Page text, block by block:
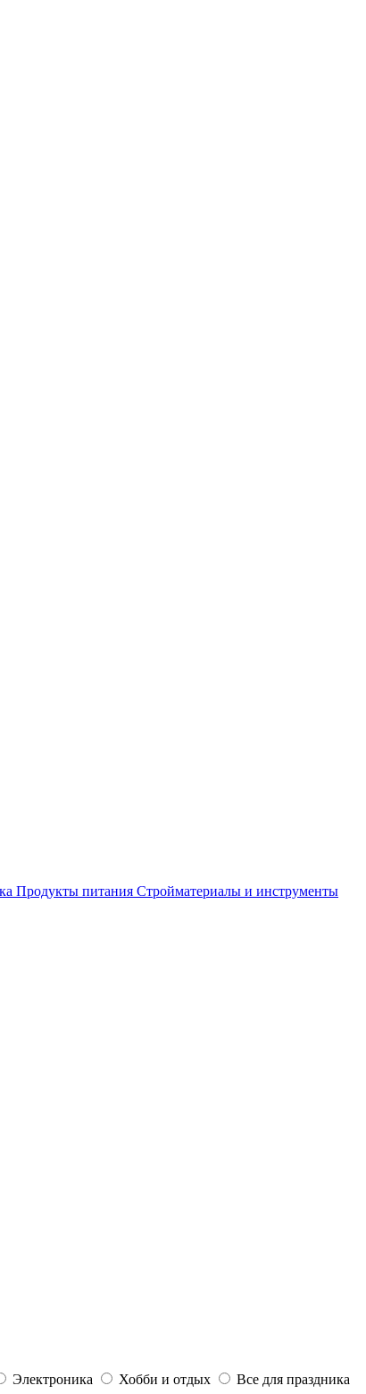
Продукты питания Стройматериалы и инструменты
Электроника Хобби и отдых
Все для праздника